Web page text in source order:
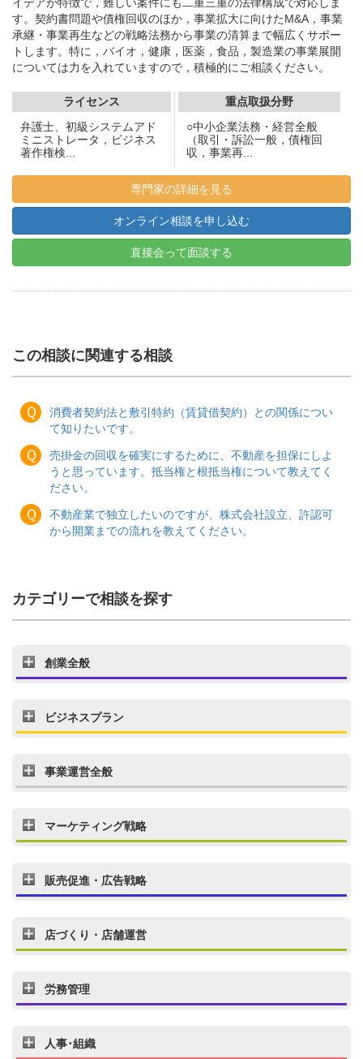
す。契約書問題や債権回収のほか，事業拡大に向けたM&A，事業
承継・事業再生などの戦略法務から事業の清算まで幅広くサポー
トします。特に，バイオ，健康，医薬，食品，製造業の事業展開
については力を入れていますので，積極的にご相談ください。
ライセンス
弁護士、初級システムアド
ミニストレータ，ビジネス
著作権検...
重点取扱分野
○中小企業法務・経営全般
（取引・訴訟一般，債権回
収，事業再...
専門家の詳細を見る
オンライン相談を申し込む
直接会って面談する
この相談に関連する相談
Ｑ
消費者契約法と敷引特約（賃貸借契約）との関係につい
て知りたいです。
Ｑ
売掛金の回収を確実にするために、不動産を担保にしよ
うと思っています。抵当権と根抵当権について教えてく
ださい。
Ｑ
不動産業で独立したいのですが、株式会社設立、許認可
から開業までの流れを教えてください。
カテゴリーで相談を探す
創業全般
ビジネスプラン
事業運営全般
マーケティング戦略
販売促進・広告戦略
店づくり・店舗運営
労務管理
人事･組織